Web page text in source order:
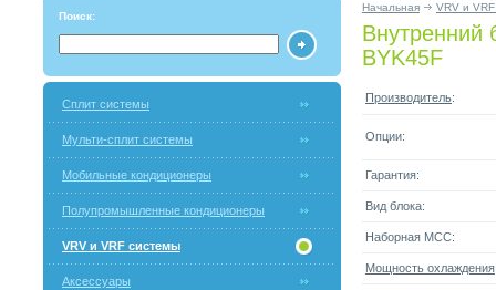
Поиск:
Начальная VRV и
Внутренний
BYK45F
Сплит системы
Мульти-сплит системы
Мобильные кондиционеры
Полупромышленные кондиционеры
VRV и VRF системы
Аксессуары
Производитель:
Опции:
Гарантия:
Вид блока:
Наборная МСС:
Мощность охлаждения